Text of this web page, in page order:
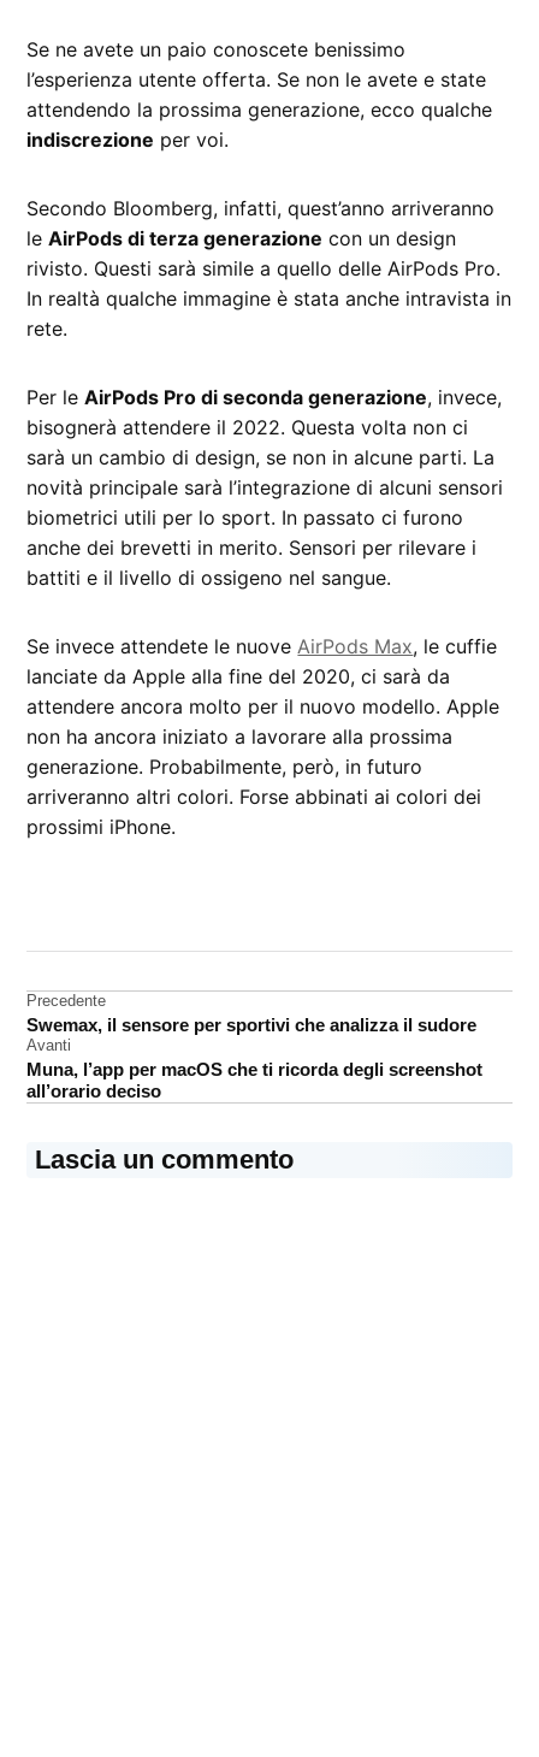
Se ne avete un paio conoscete benissimo
l’esperienza utente offerta. Se non le avete e state
attendendo la prossima generazione, ecco qualche
indiscrezione per voi.
Secondo Bloomberg, infatti, quest’anno arriveranno
leAirPods di terza generazione con un design
rivisto. Questi sarà simile a quello delle AirPods Pro.
In realtà qualche immagine è stata anche intravista in
rete.
Per leAirPods Pro di seconda generazione, invece,
bisognerà attendere il 2022. Questa volta non ci
sarà un cambio di design, se non in alcune parti. La
novità principale sarà l’integrazione di alcuni sensori
biometrici utili per lo sport. In passato ci furono
anche dei brevetti in merito. Sensori per rilevare i
battiti e il livello di ossigeno nel sangue.
Se invece attendete le nuove AirPods Max, le cuffie
lanciate da Apple alla fine del 2020, ci sarà da
attendere ancora molto per il nuovo modello. Apple
non ha ancora iniziato a lavorare alla prossima
generazione. Probabilmente, però, in futuro
arriveranno altri colori. Forse abbinati ai colori dei
prossimi iPhone.
Rumors
Navigazione
articoli
Precedente
Swemax, il sensore per sportivi che analizza il sudore
Avanti
Muna, l’app per macOS che ti ricorda degli screenshot
all’orario deciso
Lascia un commento